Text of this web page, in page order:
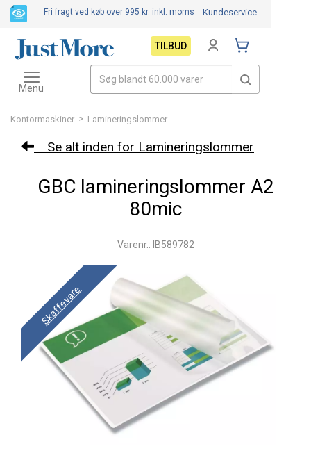
Kontormaskiner > Lamineringslommer
Se alt inden for Lamineringslommer
GBC lamineringslommer A2
80mic
Varenr.: IB589782
Skaffevare
Fri fragt ved køb over 995 kr. inkl. moms Kundeservice
TILBUD
Toggle
navigation
Menu